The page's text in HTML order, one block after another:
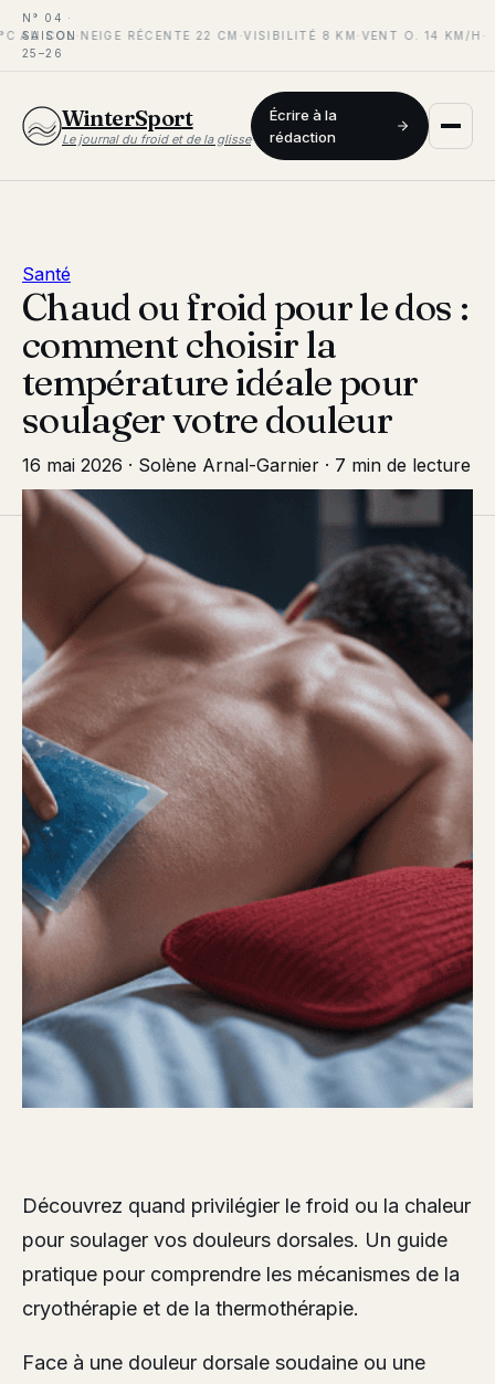
N° 04 ·
SAISON
25–26
AU COL·NEIGE RÉCENTE 22 CM· VISIBILITÉ 8 KM·VENT O. 14 KM/H·
WinterSport
Le journal du froid et de la glisse
Écrire à la
rédaction
Santé
Chaud ou froid pour le dos :
comment choisir la
température idéale pour
soulager votre douleur
16 mai 2026 · Solène Arnal-Garnier · 7 min de lecture
Découvrez quand privilégier le froid ou la chaleur
pour soulager vos douleurs dorsales. Un guide
pratique pour comprendre les mécanismes de la
cryothérapie et de la thermothérapie.
Face à une douleur dorsale soudaine ou une